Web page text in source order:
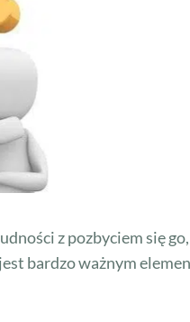
z pozbyciem się go,
bardzo ważnym